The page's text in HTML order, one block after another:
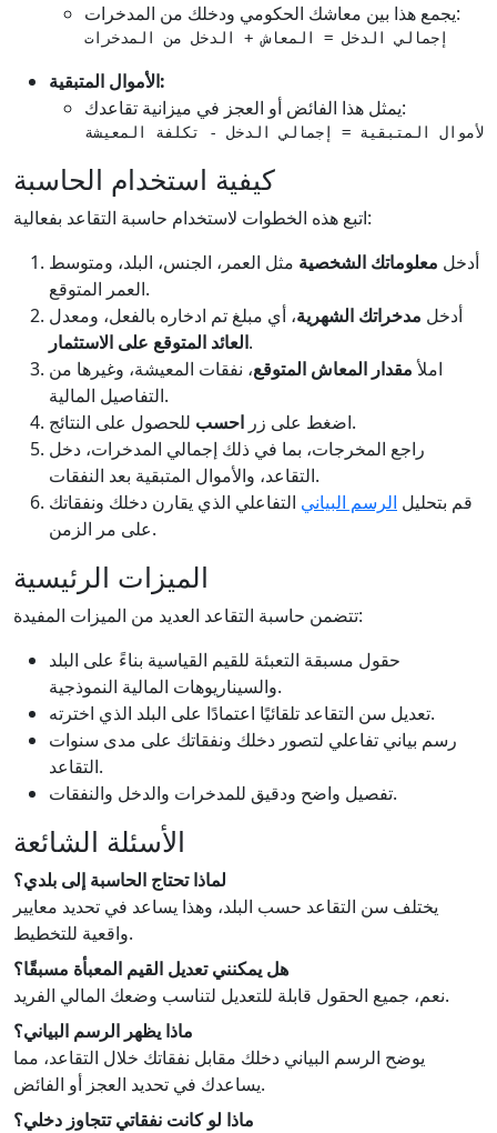
يجمع هذا بين معاشك الحكومي ودخلك من المدخرات:
إجمالي الدخل = المعاش + الدخل من المدخرات
الأموال المتبقية:
يمثل هذا الفائض أو العجز في ميزانية تقاعدك:
الأموال المتبقية = إجمالي الدخل - تكلفة المعيشة
كيفية استخدام الحاسبة
اتبع هذه الخطوات لاستخدام حاسبة التقاعد بفعالية:
أدخل معلوماتك الشخصية مثل العمر، الجنس، البلد، ومتوسط
العمر المتوقع.
أدخل مدخراتك الشهرية، أي مبلغ تم ادخاره بالفعل، ومعدل
العائد المتوقع على الاستثمار.
املأمقدار المعاش المتوقع، نفقات المعيشة، وغيرها من
التفاصيل المالية.
اضغط على زر احسب
للحصول على النتائج.
راجع المخرجات، بما في ذلك إجمالي المدخرات، دخل
التقاعد، والأموال المتبقية بعد النفقات.
قم بتحليل الرسم البياني التفاعلي الذي يقارن دخلك ونفقاتك
على مر الزمن.
الميزات الرئيسية
تتضمن حاسبة التقاعد العديد من الميزات المفيدة:
حقول مسبقة التعبئة للقيم القياسية بناءً على البلد
والسيناريوهات المالية النموذجية.
تعديل سن التقاعد تلقائيًا اعتمادًا على البلد الذي اخترته.
رسم بياني تفاعلي لتصور دخلك ونفقاتك على مدى سنوات
التقاعد.
تفصيل واضح ودقيق للمدخرات والدخل والنفقات.
الأسئلة الشائعة
لماذا تحتاج الحاسبة إلى بلدي؟
يختلف سن التقاعد حسب البلد، وهذا يساعد في تحديد معايير
واقعية للتخطيط.
هل يمكنني تعديل القيم المعبأة مسبقًا؟
نعم، جميع الحقول قابلة للتعديل لتناسب وضعك المالي الفريد.
ماذا يظهر الرسم البياني؟
يوضح الرسم البياني دخلك مقابل نفقاتك خلال التقاعد، مما
يساعدك في تحديد العجز أو الفائض.
ماذا لو كانت نفقاتي تتجاوز دخلي؟